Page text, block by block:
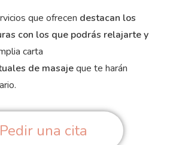
que ofrecen destacan los
con los que podrás relajarte y
carta
de masajeque te harán
Pedir una cita